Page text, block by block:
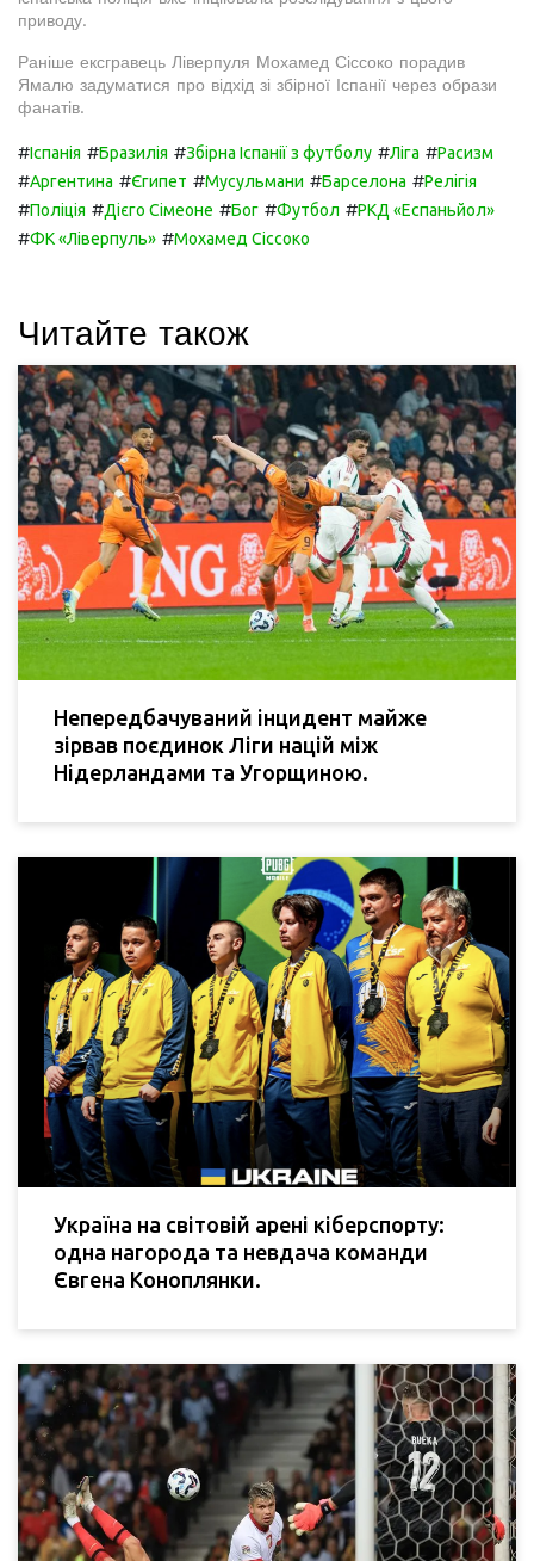
приводу.
Раніше ексгравець Ліверпуля Мохамед Сіссоко порадив
Ямалю задуматися про відхід зі збірної Іспанії через образи
фанатів.
#Іспанія #Бразилія #Збірна Іспанії з футболу #Ліга #Расизм
#Аргентина #Єгипет #Мусульмани #Барселона #Релігія
#Поліція #Дієго Сімеоне #Бог #Футбол #РКД «Еспаньйол»
#ФК «Ліверпуль» #Мохамед Сіссоко
Читайте також
Непередбачуваний інцидент майже
зірвав поєдинок Ліги націй між
Нідерландами та Угорщиною.
Україна на світовій арені кіберспорту:
одна нагорода та невдача команди
Євгена Коноплянки.